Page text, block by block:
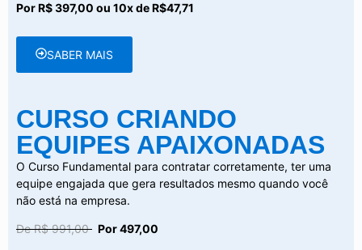
Por R$ 397,00 ou 10x de R$47,71
SABER MAIS
CURSO CRIANDO
EQUIPES APAIXONADAS
O Curso Fundamental para contratar corretamente, ter uma
equipe engajada que gera resultados mesmo quando você
não está na empresa.
De R$ 991,00 Por 497,00